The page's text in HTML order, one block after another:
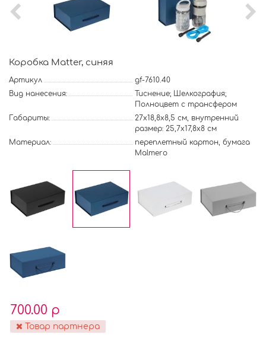
Коробка Matter, синяя
Артикул
gf-7610.40
Вид нанесения:
Тиснение; Шелкография;
Полноцвет с трансфером
Габариты:
27х18,8х8,5 см, внутренний
размер: 25,7х17,8х8 см
Материал:
переплетный картон, бумага
Malmero
700.00 р
Товар партнера